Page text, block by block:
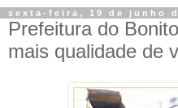
sexta-feira, 19 de junho
Prefeitura do
mais qualidade de